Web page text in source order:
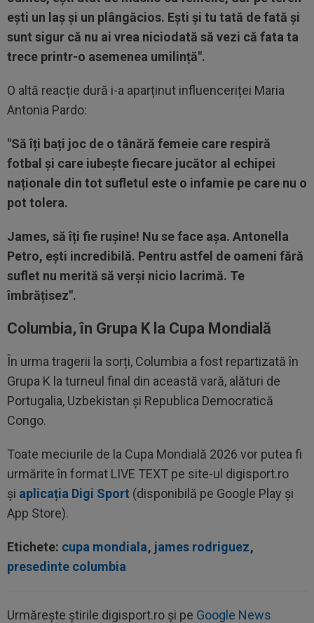
ești un laș și un plângăcios. Ești și tu tată de fată și
sunt sigur că nu ai vrea niciodată să vezi că fata ta
trece printr-o asemenea umilință".
O altă reacție dură i-a aparținut influenceriței Maria
Antonia Pardo:
"Să îți bați joc de o tânără femeie care respiră
fotbal și care iubește fiecare jucător al echipei
naționale din tot sufletul este o infamie pe care nu o
pot tolera.
James, să îți fie rușine! Nu se face așa. Antonella
Petro, ești incredibilă. Pentru astfel de oameni fără
suflet nu merită să verși nicio lacrimă. Te
îmbrățisez".
Columbia, în Grupa K la Cupa Mondială
În urma tragerii la sorți, Columbia a fost repartizată în
Grupa K la turneul final din această vară, alături de
Portugalia, Uzbekistan și Republica Democratică
Congo.
Toate meciurile de la Cupa Mondială 2026 vor putea fi
urmărite în format LIVE TEXT pe site-ul digisport.ro
și aplicația Digi Sport (disponibilă pe Google Play și
App Store).
Etichete: cupa mondiala, james rodriguez,
presedinte columbia
Urmărește știrile digisport.ro și pe Google News